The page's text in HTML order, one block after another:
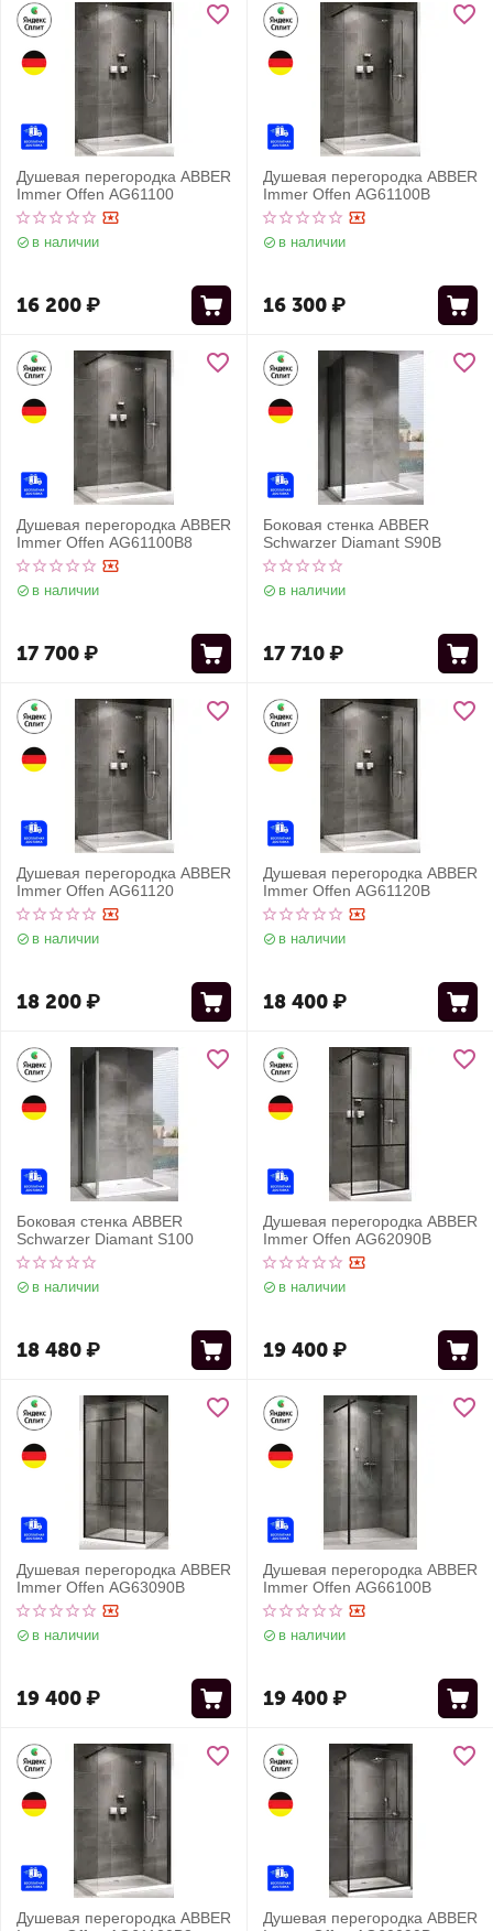
Душевая перегородка ABBER
Immer Offen AG61100
в наличии
16 200₽
Душевая перегородка ABBER
Immer Offen AG61100B
в наличии
16 300₽
Душевая перегородка ABBER
Immer Offen AG61100B8
в наличии
17 700₽
Боковая стенка ABBER
Schwarzer Diamant S90B
в наличии
17 710₽
Душевая перегородка ABBER
Immer Offen AG61120
в наличии
18 200₽
Душевая перегородка ABBER
Immer Offen AG61120B
в наличии
18 400₽
Боковая стенка ABBER
Schwarzer Diamant S100
в наличии
18 480₽
Душевая перегородка ABBER
Immer Offen AG62090B
в наличии
19 400₽
Душевая перегородка ABBER
Immer Offen AG63090B
в наличии
19 400₽
Душевая перегородка ABBER
Immer Offen AG66100B
в наличии
19 400₽
Душевая перегородка ABBER
Душевая перегородка ABBER